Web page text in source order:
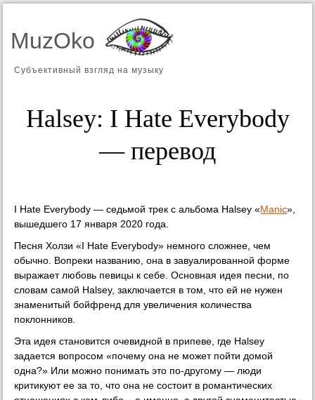
MuzOko
Субъективный взгляд на музыку
Halsey: I Hate Everybody
— перевод
I Hate Everybody — седьмой трек с альбома Halsey «Manic»,
вышедшего 17 января 2020 года.
Песня Холзи «I Hate Everybody» немного сложнее, чем
обычно. Вопреки названию, она в завуалированной форме
выражает любовь певицы к себе. Основная идея песни, по
словам самой Halsey, заключается в том, что ей не нужен
знаменитый бойфренд для увеличения количества
поклонников.
Эта идея становится очевидной в припеве, где Halsey
задается вопросом «почему она не может пойти домой
одна?» Или можно понимать это по-другому — люди
критикуют ее за то, что она не состоит в романтических